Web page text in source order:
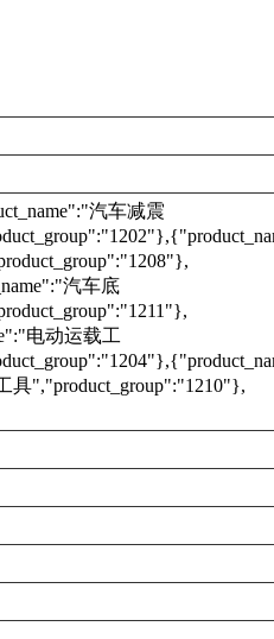
汽车减震
汽车底
电动运载工
具","product_group":"1210"},